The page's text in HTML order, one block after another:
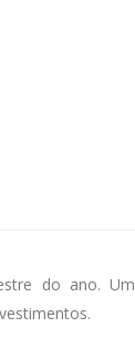
do ano. Um